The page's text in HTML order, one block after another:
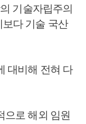
기술자립주의
다 기술 국산
대비해 전혀 다
으로 해외 임원